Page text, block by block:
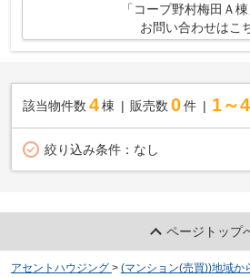
「コープ野村梅田Ａ
お問い合わせはこ
該当物件数 4棟 販売数 0 件 1～4
絞り込み条件： なし
ページトップ
アセントハウジング > (マンション(売買))地域か